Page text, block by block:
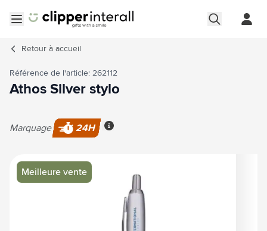
Retour à accueil
Meilleure vente
Image principale
Cliquez pour voir l'image en plein écran
Référence de l'article: 262112
Athos Silver stylo
Marquage
24H